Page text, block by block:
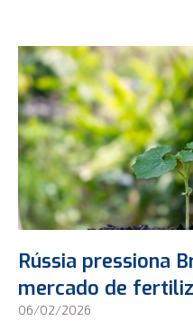
Rússia pressiona
mercado de
06/02/2026